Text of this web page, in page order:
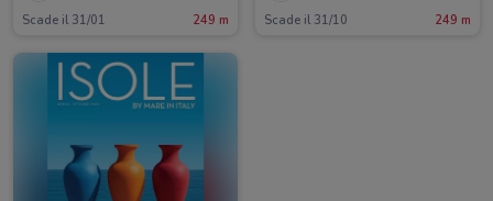
Scade il 31/01 249 m Scade il 31/10 249 m